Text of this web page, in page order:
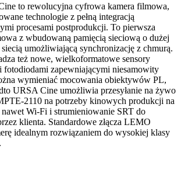
to rewolucyjna cyfrowa kamera filmowa,
technologie z pełną integracją
procesami postprodukcji. To pierwsza
z wbudowaną pamięcią sieciową o dużej
umożliwiającą synchronizację z chmurą.
też nowe, wielkoformatowe sensory
zapewniającymi niesamowity
wymieniać mocowania obiektywów PL,
URSA Cine umożliwia przesyłanie na żywo
2110 na potrzeby kinowych produkcji na
Wi-Fi i strumieniowanie SRT do
klienta. Standardowe złącza LEMO
idealnym rozwiązaniem do wysokiej klasy